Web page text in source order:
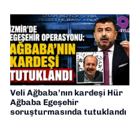
Veli Ağbaba’nın kardeşi Hür
Ağbaba Egeşehir
soruşturmasında tutuklandı